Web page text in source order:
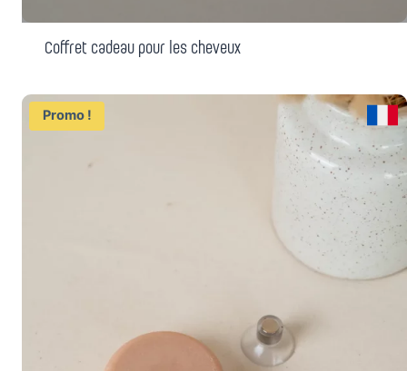
Coffret cadeau pour les cheveux
Promo !